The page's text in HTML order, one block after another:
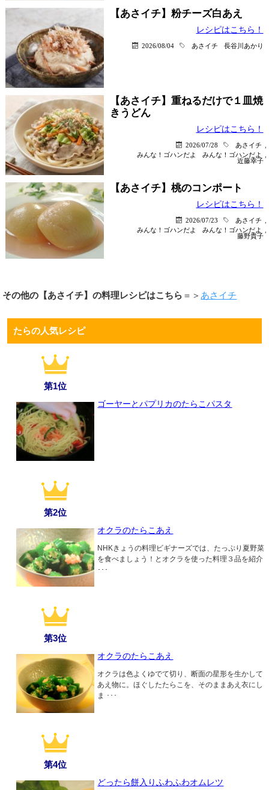
【あさイチ】粉チーズ白あえ
レシピはこちら！
2026/08/04 あさイチ 長谷川あかり
【あさイチ】重ねるだけで１皿焼
きうどん
レシピはこちら！
2026/07/28 あさイチ
みんな！ゴハンだよ
みんな！ゴハンだよ
近藤幸子
【あさイチ】桃のコンポート
レシピはこちら！
2026/07/23 あさイチ
みんな！ゴハンだよ
みんな！ゴハンだよ
藤野貴子
その他の【あさイチ】の料理レシピはこちら ＝＞ あさイチ
たらの人気レシピ
第1位
ゴーヤーとパプリカのたらこパスタ
第2位
オクラのたらこあえ
NHKきょうの料理ビギナーズでは、たっぷり夏野菜
を食べましょう！とオクラを使った料理３品を紹介
･･･
第3位
オクラのたらこあえ
オクラは色よくゆでて切り、断面の星形を生かして
あえ物に。ほぐしたたらこを、そのままあえ衣にし
ま ･･･
第4位
どったら餅入りふわふわオムレツ